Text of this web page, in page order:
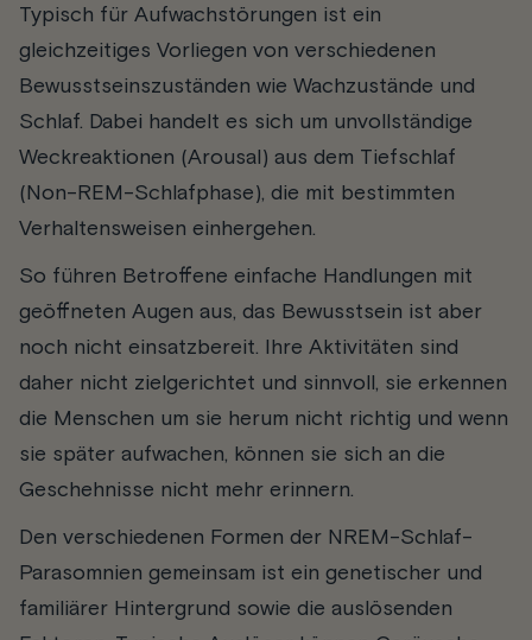
Typisch für Aufwachstörungen ist ein
gleichzeitiges Vorliegen von verschiedenen
Bewusstseinszuständen wie Wachzustände und
Schlaf. Dabei handelt es sich um unvollständige
Weckreaktionen (Arousal) aus dem Tiefschlaf
(Non-REM-Schlafphase), die mit bestimmten
Verhaltensweisen einhergehen.
So führen Betroffene einfache Handlungen mit
geöffneten Augen aus, das Bewusstsein ist aber
noch nicht einsatzbereit. Ihre Aktivitäten sind
daher nicht zielgerichtet und sinnvoll, sie erkennen
die Menschen um sie herum nicht richtig und wenn
sie später aufwachen, können sie sich an die
Geschehnisse nicht mehr erinnern.
Den verschiedenen Formen der NREM-Schlaf-
Parasomnien gemeinsam ist ein genetischer und
familiärer Hintergrund sowie die auslösenden